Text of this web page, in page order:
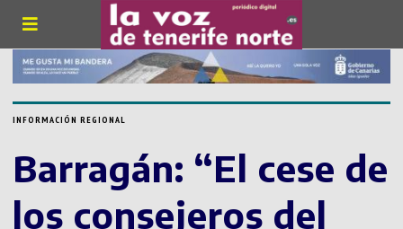
INFORMACIÓN REGIONAL
Barragán: “El cese de
los consejeros del